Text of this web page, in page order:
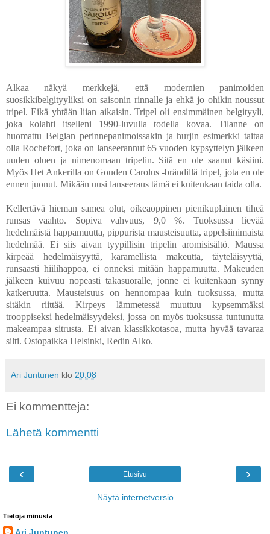
Alkaa näkyä merkkejä, että modernien panimoiden
suosikkibelgityyliksi on saisonin rinnalle ja ehkä jo ohikin noussut
tripel. Eikä yhtään liian aikaisin. Tripel oli ensimmäinen belgityyli,
joka kolahti itselleni 1990-luvulla todella kovaa. Tilanne on
huomattu Belgian perinnepanimoissakin ja hurjin esimerkki taitaa
olla Rochefort, joka on lanseerannut 65 vuoden kypsyttelyn jälkeen
uuden oluen ja nimenomaan tripelin. Sitä en ole saanut käsiini.
Myös Het Ankerilla on Gouden Carolus -brändillä tripel, jota en ole
ennen juonut. Mikään uusi lanseeraus tämä ei kuitenkaan taida olla.
Kellertävä hieman samea olut, oikeaoppinen pienikuplainen tiheä
runsas vaahto. Sopiva vahvuus, 9,0 %. Tuoksussa lievää
hedelmäistä happamuutta, pippurista mausteisuutta, appelsiinimaista
hedelmää. Ei siis aivan tyypillisin tripelin aromisisältö. Maussa
kirpeää hedelmäisyyttä, karamellista makeutta, täyteläisyyttä,
runsaasti hiilihappoa, ei onneksi mitään happamuutta. Makeuden
jälkeen kuivuu nopeasti takasuoralle, jonne ei kuitenkaan synny
katkeruutta. Mausteisuus on hennompaa kuin tuoksussa, mutta
sitäkin riittää. Kirpeys lämmetessä muuttuu kypsemmäksi
trooppiseksi hedelmäisyydeksi, jossa on myös tuoksussa tuntunutta
makeampaa sitrusta. Ei aivan klassikkotasoa, mutta hyvää tavaraa
silti. Ostopaikka Helsinki, Redin Alko.
Ari Juntunen klo 20.08
Ei kommentteja:
Lähetä kommentti
‹ ›
Etusivu
Näytä internetversio
Tietoja minusta
Ari Juntunen